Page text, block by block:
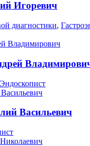
Игоревич
диагностики,
Владимирович
Эндоскопист
Васильевич